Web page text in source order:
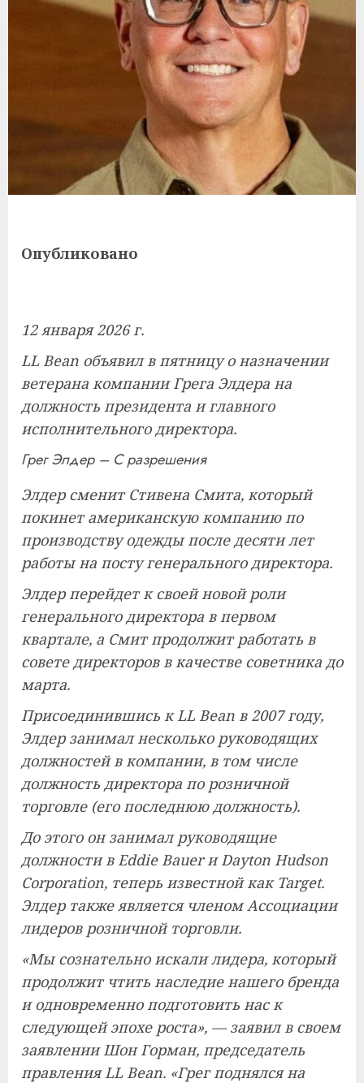
Опубликовано
12 января 2026 г.
LL Bean объявил в пятницу о назначении
ветерана компании Грега Элдера на
должность президента и главного
исполнительного директора.
Грег Элдер – С разрешения
Элдер сменит Стивена Смита, который
покинет американскую компанию по
производству одежды после десяти лет
работы на посту генерального директора.
Элдер перейдет к своей новой роли
генерального директора в первом
квартале, а Смит продолжит работать в
совете директоров в качестве советника до
марта.
Присоединившись к LL Bean в 2007 году,
Элдер занимал несколько руководящих
должностей в компании, в том числе
должность директора по розничной
торговле (его последнюю должность).
До этого он занимал руководящие
должности в Eddie Bauer и Dayton Hudson
Corporation, теперь известной как Target.
Элдер также является членом Ассоциации
лидеров розничной торговли.
«Мы сознательно искали лидера, который
продолжит чтить наследие нашего бренда
и одновременно подготовить нас к
следующей эпохе роста», — заявил в своем
заявлении Шон Горман, председатель
правления LL Bean. «Грег поднялся на